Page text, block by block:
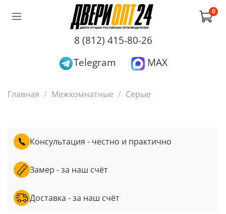
0
8 (812) 415-80-26
Telegram
MAX
Главная Межкомнатные Серые
Консультация - честно и практично
Замер - за наш счёт
Доставка - за наш счёт